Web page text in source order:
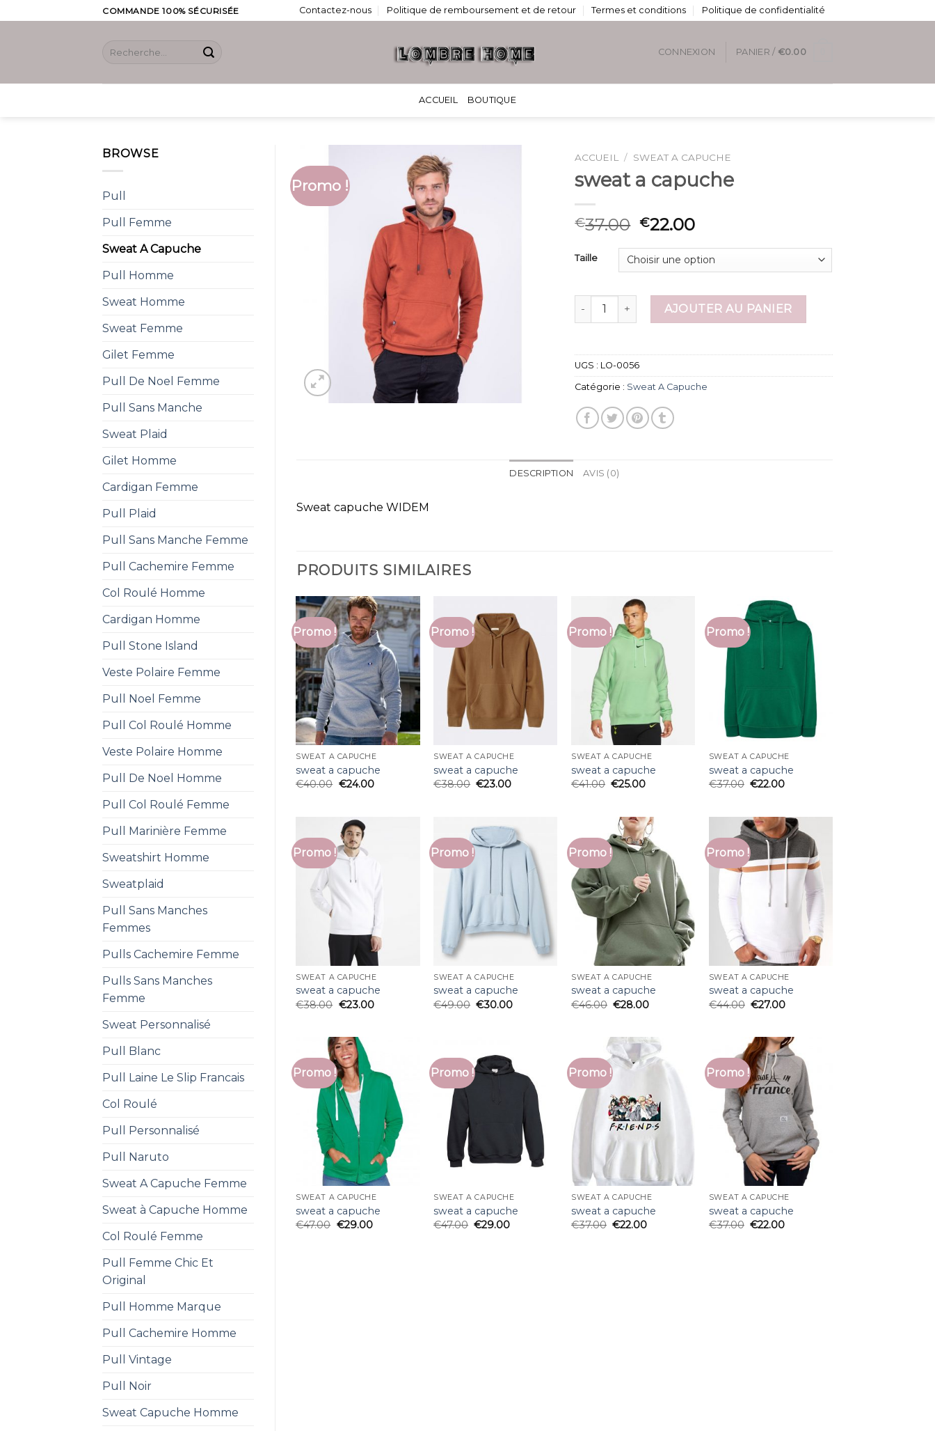
to
COMMANDE 100% SÉCURISÉE Contactez-nous Politique de remboursement et de retour Termes et conditions Politique de confidentialité
Recherche
CONNEXION PANIER / €0.00
ACCUEIL BOUTIQUE
BROWSE
Pull
Pull Femme
Sweat A Capuche
Pull Homme
Sweat Homme
Sweat Femme
Gilet Femme
Pull De Noel Femme
Pull Sans Manche
Sweat Plaid
Gilet Homme
Cardigan Femme
Pull Plaid
Pull Sans Manche Femme
Pull Cachemire Femme
Col Roulé Homme
Cardigan Homme
Pull Stone Island
Veste Polaire Femme
Pull Noel Femme
Pull Col Roulé Homme
Veste Polaire Homme
Pull De Noel Homme
Pull Col Roulé Femme
Pull Marinière Femme
Sweatshirt Homme
Sweatplaid
Pull Sans Manches
Femmes
Pulls Cachemire Femme
Pulls Sans Manches
Femme
Sweat Personnalisé
Pull Blanc
Pull Laine Le Slip Francais
Col Roulé
Pull Personnalisé
Pull Naruto
Sweat A Capuche Femme
Sweat à Capuche Homme
Col Roulé Femme
Pull Femme Chic Et
Original
Pull Homme Marque
Pull Cachemire Homme
Pull Vintage
Pull Noir
Sweat Capuche Homme
Promo !
ACCUEIL / SWEAT A CAPUCHE
sweat a capuche
€37.00 €22.00
Taille
quantité de sweat a capucheAJOUTER AU PANIER
UGS : LO-0056
Catégorie : Sweat A Capuche
DESCRIPTION AVIS (0)
Sweat capuche WIDEM
PRODUITS SIMILAIRES
Promo !
SWEAT A CAPUCHE
sweat a capuche
€40.00 €24.00
Promo !
SWEAT A CAPUCHE
sweat a capuche
€38.00 €23.00
Promo !
SWEAT A CAPUCHE
sweat a capuche
€41.00 €25.00
Promo !
SWEAT A CAPUCHE
sweat a capuche
€37.00 €22.00
Promo !
SWEAT A CAPUCHE
sweat a capuche
€38.00 €23.00
Promo !
SWEAT A CAPUCHE
sweat a capuche
€49.00 €30.00
Promo !
SWEAT A CAPUCHE
sweat a capuche
€46.00 €28.00
Promo !
SWEAT A CAPUCHE
sweat a capuche
€44.00 €27.00
Promo !
SWEAT A CAPUCHE
sweat a capuche
€47.00 €29.00
Promo !
SWEAT A CAPUCHE
sweat a capuche
€47.00 €29.00
Promo !
SWEAT A CAPUCHE
sweat a capuche
€37.00 €22.00
Promo !
SWEAT A CAPUCHE
sweat a capuche
€37.00 €22.00